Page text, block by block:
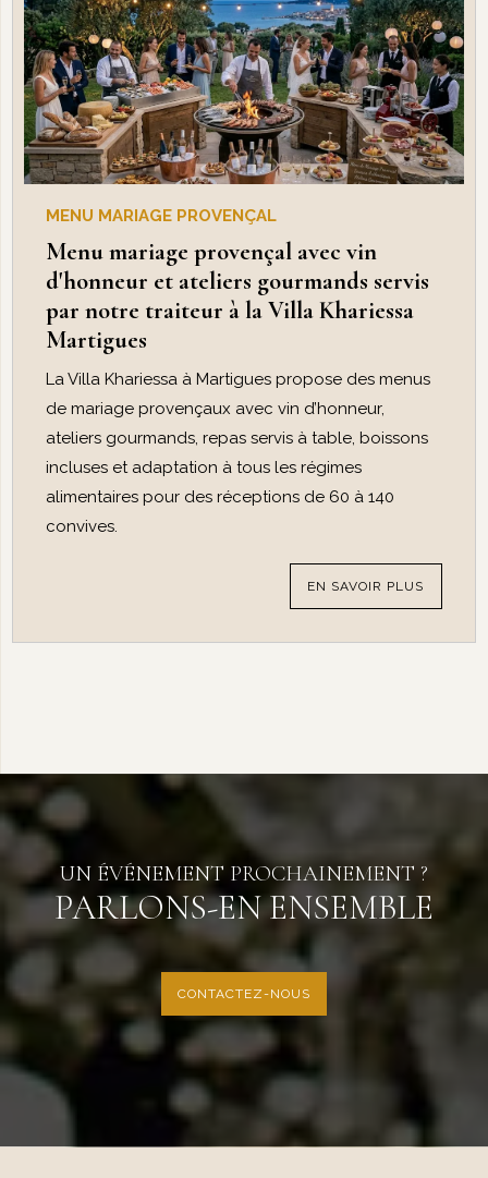
MENU MARIAGE PROVENÇAL
Menu mariage provençal avec vin
d'honneur et ateliers gourmands servis
par notre traiteur à la Villa Khariessa
Martigues
La Villa Khariessa à Martigues propose des menus
de mariage provençaux avec vin d’honneur,
ateliers gourmands, repas servis à table, boissons
incluses et adaptation à tous les régimes
alimentaires pour des réceptions de 60 à 140
convives.
EN SAVOIR PLUS
UN ÉVÉNEMENT PROCHAINEMENT ?
PARLONS-EN ENSEMBLE
CONTACTEZ-NOUS